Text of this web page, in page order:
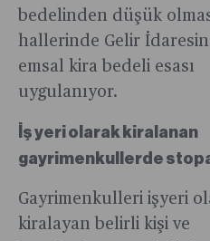
bedelinden düşük
hallerinde Gelir
emsal kira bedeli esası
uygulanıyor.
İş yeri olarak kiralanan
gayrimenkullerde
Gayrimenkulleri işyeri
kiralayan belirli kişi ve